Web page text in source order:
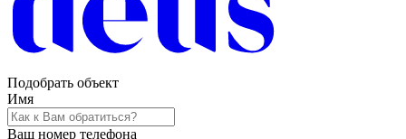
Подобрать объект
Имя
Ваш номер телефона